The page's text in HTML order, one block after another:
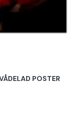
POSTER